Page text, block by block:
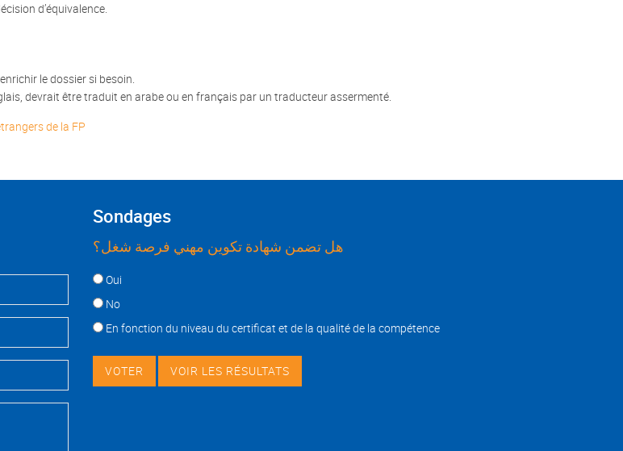
d’équivalence.
le dossier si besoin.
devrait être traduit en arabe ou en français par un traducteur assermenté.
de la FP
Sondages
هل تضمن شهادة تكوين مهني فرصة شغل؟
Choices
Oui
No
En fonction du niveau du certificat et de la qualité de la compétence